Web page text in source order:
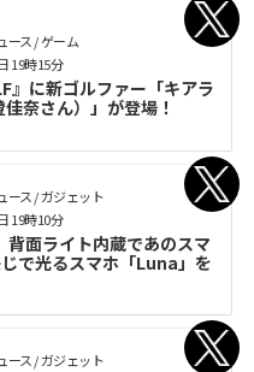
ース / ゲーム
』に新ゴルファー「キアラ
佳奈さん）」が登場！
19時15分
ース / ガジェット
面ライト内蔵であのスマ
で光るスマホ「Luna」を
19時10分
ース / ガジェット